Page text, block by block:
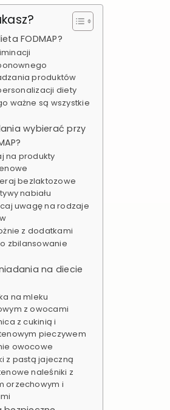
FODMAP?
produktów
diety
ważne są wszystkie
wybierać przy
na produkty
bezlaktozowe
nabiału
uwagę na rodzaje
z dodatkami
zbilansowanie
na diecie
na mleku
z owocami
z cukinią i
pieczywem
owocowe
z pastą jajeczną
naleśniki z
orzechowym i